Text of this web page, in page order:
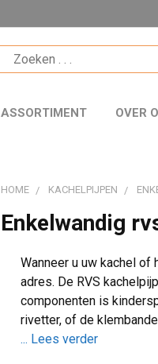
ASSORTIMENT OVER
HOME KACHELPIJPEN
Enkelwandig
Wanneer u uw kachel
adres. De RVS
componenten is
rivetter, of de
... Lees verder